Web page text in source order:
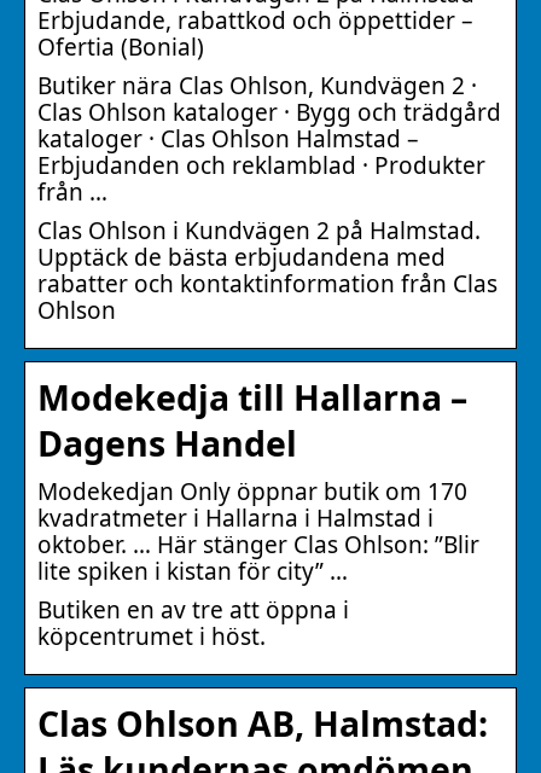
Erbjudande, rabattkod och öppettider –
Ofertia (Bonial)
Butiker nära Clas Ohlson, Kundvägen 2 ·
Clas Ohlson kataloger · Bygg och trädgård
kataloger · Clas Ohlson Halmstad –
Erbjudanden och reklamblad · Produkter
från …
Clas Ohlson i Kundvägen 2 på Halmstad.
Upptäck de bästa erbjudandena med
rabatter och kontaktinformation från Clas
Ohlson
Modekedja till Hallarna –
Dagens Handel
Modekedjan Only öppnar butik om 170
kvadratmeter i Hallarna i Halmstad i
oktober. … Här stänger Clas Ohlson: ”Blir
lite spiken i kistan för city” …
Butiken en av tre att öppna i
köpcentrumet i höst.
Clas Ohlson AB, Halmstad: